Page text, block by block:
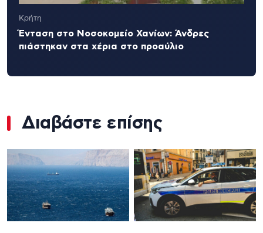
Κρήτη
Ένταση στο Νοσοκομείο Χανίων: Άνδρες
πιάστηκαν στα χέρια στο προαύλιο
Διαβάστε επίσης